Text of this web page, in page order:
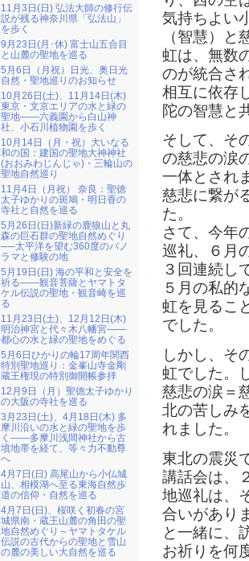
気持ちよい
（智慧）と
虹は、無数
のが統合さ
相互に依存
陀の智慧と
そして、そ
の慈悲の涙
一体とされ
慈悲に繋が
た。
さて、今年
巡礼、６月
３回連続し
５月の私的
虹を見るこ
でした。
しかし、そ
虹でした。
慈悲の涙＝
北の苦しみ
れました。
東北の震災
講話会は、
地巡礼は、
合いがあり
と一緒に、
お祈りを何
11月3日(日) 弘法大師の修行伝
説が残る神奈川県「弘法山」
を歩く
9月23日(月･休) 富士山五合目
と山麓の聖地を巡る
5月6日（月祝）日光、奥日光
自然・聖地巡りのお知らせ
10月26日(土)、11月14日(木)
東京・文京エリアの水と緑の
聖地――六義園から白山神
社、小石川植物園を歩く
10月14日（月・祝）大いなる
和の国：建国の聖地大神神社
(おおみわじんじゃ)・三輪山の
聖地自然巡り
11月4日（月祝） 奈良：聖徳
太子ゆかりの斑鳩・明日香の
寺社と自然を巡る
5月26日(日)新緑の鹿狼山と丸
森の巨石群の聖地自然めぐり
──太平洋を望む360度のパノ
ラマと修験の地
5月19日(日) 海の平和と安全を
祈る――観音菩薩とヤマトタ
ケル伝説の聖地・観音崎を巡
る
11月23日(土)、12月12日(木)
明治神宮と代々木八幡宮――
都心の水と緑の聖地をめぐる
5月6日ひかりの輪17周年関西
特別聖地巡り：金峯山寺金剛
蔵王権現の特別御開帳参拝
12月9日（月）聖徳太子ゆかり
の大阪の寺社を巡る
3月23日(土)、4月18日(木) 多
摩川沿いの水と緑の聖地を歩
く――多摩川浅間神社から古
墳地帯を経て、等々力不動尊
へ
4月7日(日) 高尾山から小仏城
山、相模湖へ至る東海自然歩
道の信仰・自然を巡る
4月7日(日)、桜咲く初春の宮
城県南・蔵王山麓の角田の聖
地自然めぐり～ヤマトタケル
伝説の古代からの聖地と雪山
の麓の美しい大自然を巡る